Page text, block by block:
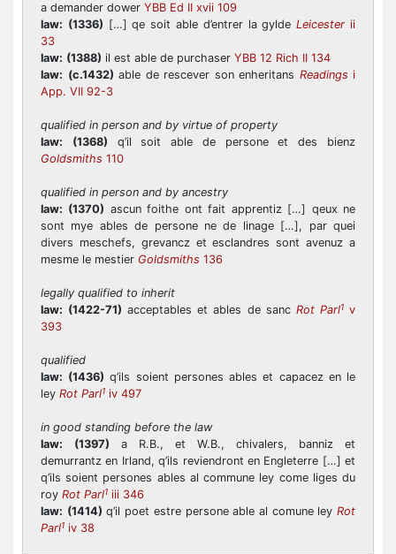
a demander dower YBB Ed II xvii 109
law: (1336) […] qe soit able d’entrer la gyldeLeicester ii
33
law: (1388) il est able de purchaser YBB 12 Rich II 134
law: (c.1432) able de rescever son enheritans Readings i
App. VII 92-3
qualified in person and by virtue of property
law:
(1368) q’il soit able de persone et des bienz
Goldsmiths 110
qualified in person and by ancestry
law: (1370) ascun foithe ont fait apprentiz […] qeux ne
sont mye ables de persone ne de linage […], par quei
divers meschefs, grevancz et esclandres sont avenuz a
mesme le mestier Goldsmiths 136
legally qualified to inherit
law: (1422-71) acceptables et ables de sanc Rot Parl1v
393
qualified
law: (1436) q’ils soient persones ables et capacez en le
ley Rot Parl1 iv 497
in good standing before the law
law:
(1397) a R.B., et W.B., chivalers, banniz et
demurrantz en Irland, q’ils reviendront en Engleterre […] et
q’ils soient persones ables al commune ley come liges du
roy Rot Parl1 iii 346
law: (1414) q’il poet estre persone able al comune leyRot
Parl1 iv 38